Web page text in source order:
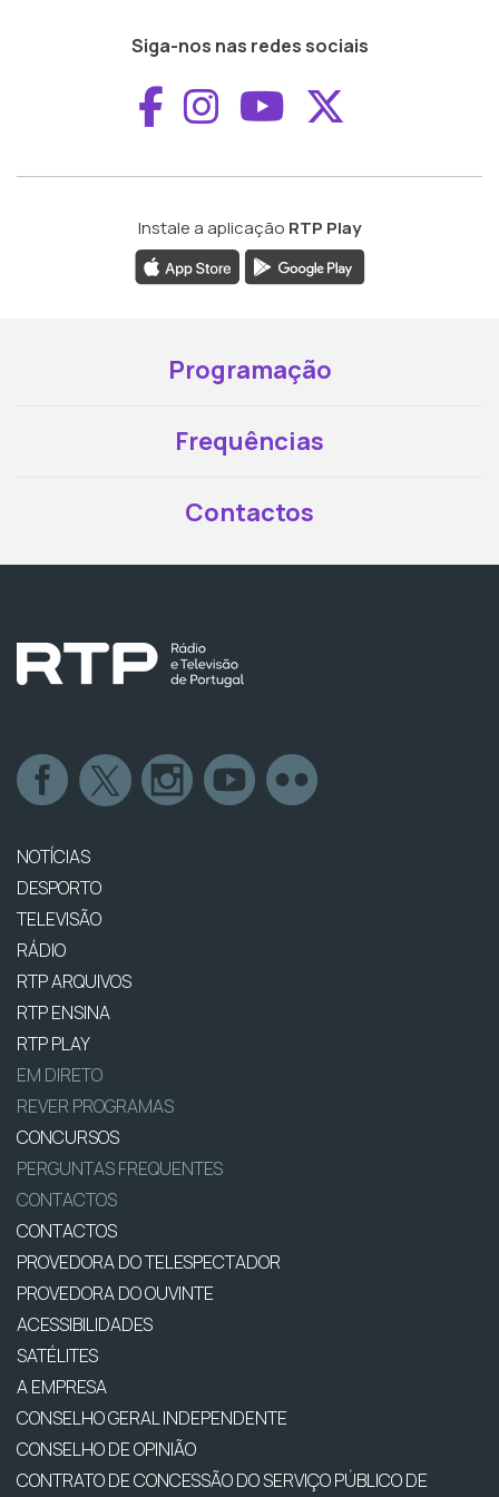
Siga-nos nas redes sociais
Aceder ao
Aceder ao
Aceder ao
Instale a aplicação RTP Play
Programação
Frequências
Contactos
NOTÍCIAS
DESPORTO
TELEVISÃO
RÁDIO
RTP ARQUIVOS
RTP ENSINA
RTP PLAY
EM DIRETO
REVER PROGRAMAS
CONCURSOS
PERGUNTAS FREQUENTES
CONTACTOS
CONTACTOS
PROVEDORA DO TELESPECTADOR
PROVEDORA DO OUVINTE
ACESSIBILIDADES
SATÉLITES
A EMPRESA
CONSELHO GERAL INDEPENDENTE
CONSELHO DE OPINIÃO
CONTRATO DE CONCESSÃO DO SERVIÇO PÚBLICO DE